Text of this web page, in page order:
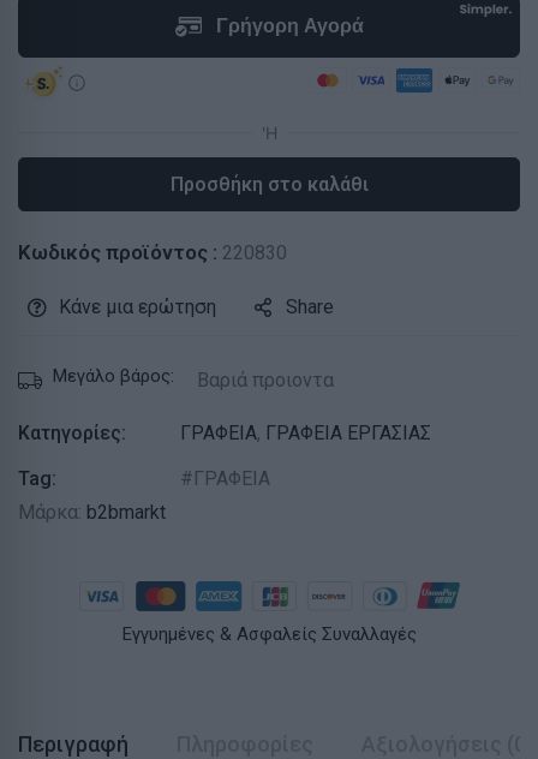
Προσθήκη στο καλάθι
Κωδικός προϊόντος : 220830
Κάνε μια ερώτηση Share
Μεγάλο βάρος: Βαριά προιοντα
Κατηγορίες: ΓΡΑΦΕΙΑ, ΓΡΑΦΕΙΑ ΕΡΓΑΣΙΑΣ
Tag:
ΓΡΑΦΕΙΑ
Μάρκα: b2bmarkt
Εγγυημένες & Ασφαλείς Συναλλαγές
Περιγραφή